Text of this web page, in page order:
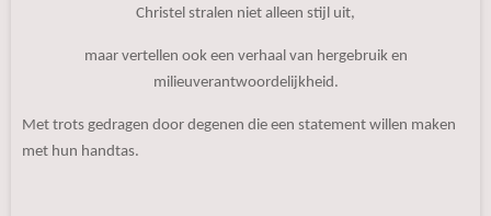
Christel stralen niet alleen stijl uit,
maar vertellen ook een verhaal van hergebruik en
milieuverantwoordelijkheid.
Met trots gedragen door degenen die een statement willen maken
met hun handtas.